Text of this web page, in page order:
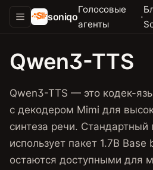
soniqo
Голосовые
агенты
·
Qwen3-TTS
Qwen3-TTS — это кодек-
с декодером Mimi для
синтеза речи. Стандартный
использует пакет 1.7B
остаются доступными для